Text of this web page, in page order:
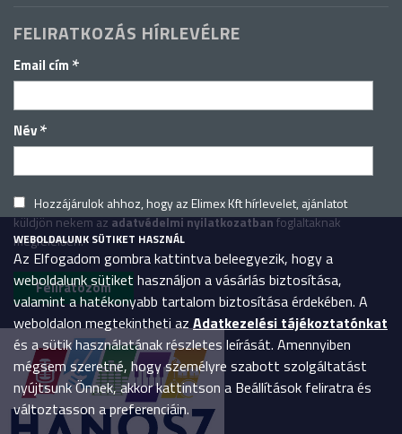
FELIRATKOZÁS HÍRLEVÉLRE
Email cím *
Név*
Hozzájárulok ahhoz, hogy az Elimex Kft hírlevelet, ajánlatot
küldjön nekem azadatvédelmi nyilatkozatbanfoglaltaknak
megfelelően.
WEBOLDALUNK SÜTIKET HASZNÁL
Az Elfogadom gombra kattintva beleegyezik, hogy a
weboldalunk sütiket használjon a vásárlás biztosítása,
valamint a hatékonyabb tartalom biztosítása érdekében. A
weboldalon megtekintheti az Adatkezelési tájékoztatónkat
és a sütik használatának részletes leírását. Amennyiben
mégsem szeretné, hogy személyre szabott szolgáltatást
nyújtsunk Önnek, akkor kattintson a Beállítások feliratra és
változtasson a preferenciáin.